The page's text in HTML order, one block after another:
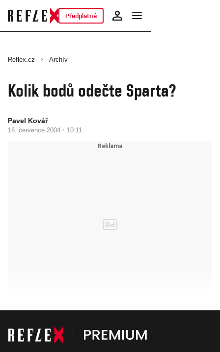
Předplatné
Reflex.cz Archív
Kolik bodů odečte Sparta?
Pavel Kovář
16. července 2004 · 10:11